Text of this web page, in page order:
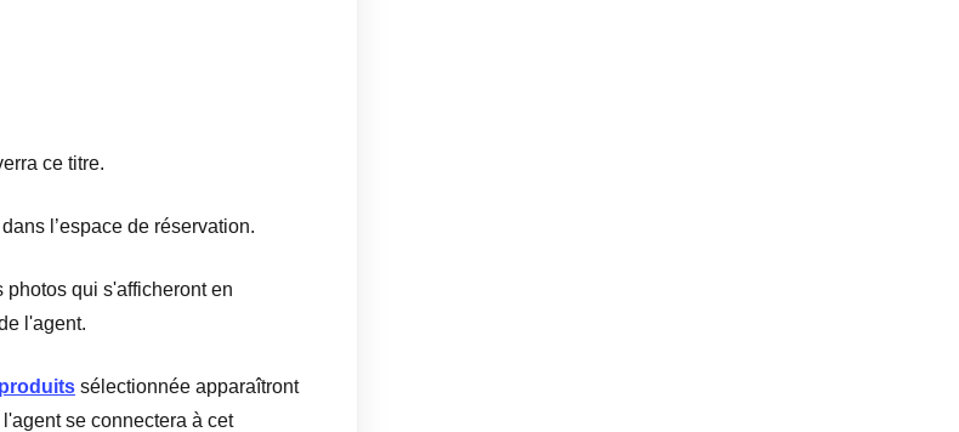
ce titre.
l’espace de réservation.
qui s'afficheront en
l'agent.
sélectionnée apparaîtront
se connectera à cet